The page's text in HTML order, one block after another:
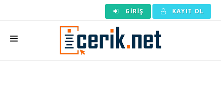
GIRIŞ KAYIT OL